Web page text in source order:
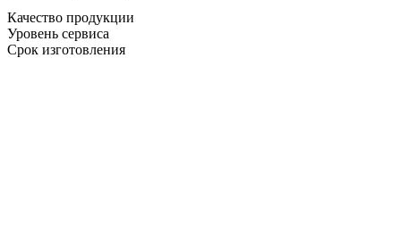
Качество продукции
Уровень сервиса
Срок изготовления